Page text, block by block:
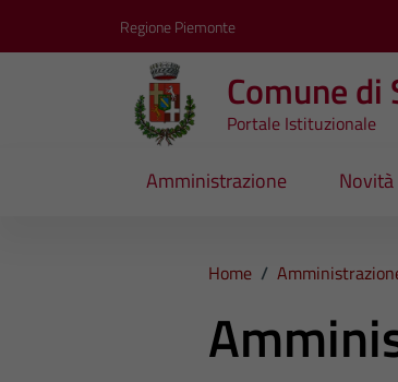
Regione Piemonte
Comune di
Portale Istituzionale
Amministrazione Novità
Home /